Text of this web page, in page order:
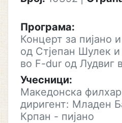
Програма:
Концерт за пијано
од Стјепан Шулек
во F-dur од Лудвиг
Учесници:
Македонска
диригент: Младен
Крпан - пијано